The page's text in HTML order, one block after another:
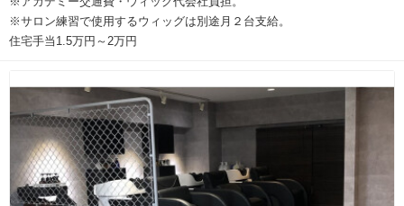
※サロン練習で使用するウィッグは別途月２台支給。
住宅手当1.5万円～2万円